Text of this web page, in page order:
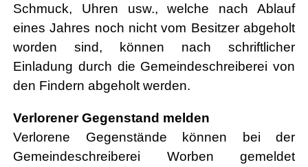
Schmuck, Uhren usw., welche nach Ablauf
eines Jahres noch nicht vom Besitzer abgeholt
worden sind, können nach schriftlicher
Einladung durch die Gemeindeschreiberei von
den Findern abgeholt werden.
Verlorener Gegenstand melden
Verlorene Gegenstände können bei der
Gemeindeschreiberei Worben gemeldet